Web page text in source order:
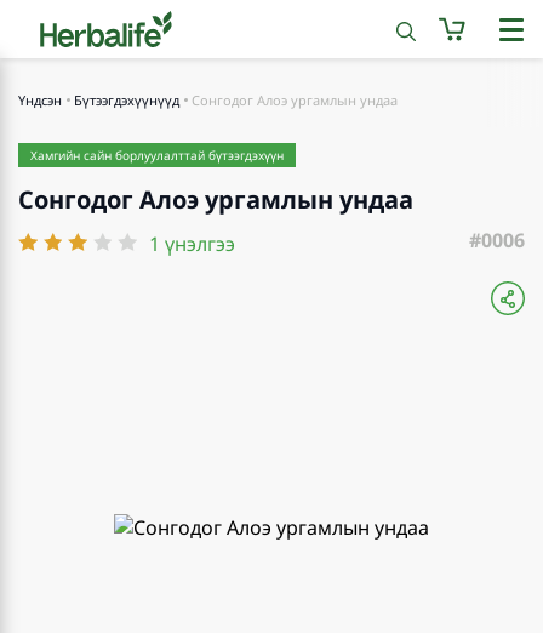
Үндсэн Бүтээгдэхүүнүүд Сонгодог Алоэ ургамлын ундаа
Хамгийн сайн борлуулалттай бүтээгдэхүүн
Сонгодог Алоэ ургамлын ундаа
1 үнэлгээ #0006